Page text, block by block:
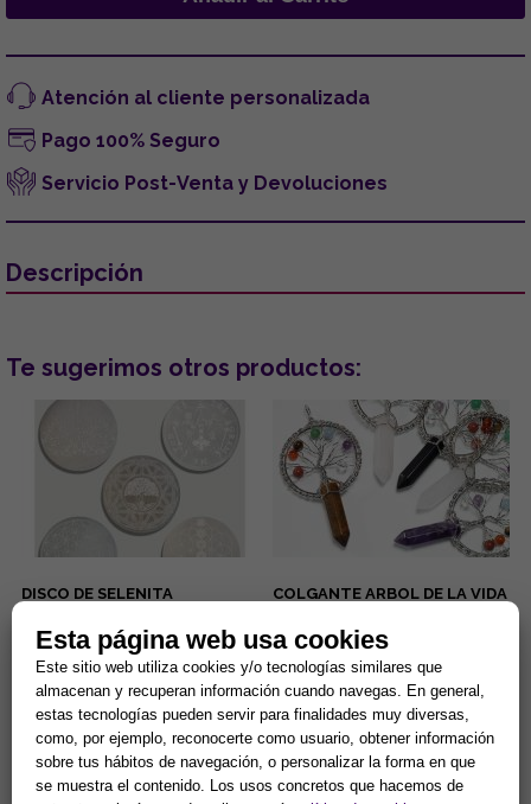
Atención al cliente personalizada
Pago 100% Seguro
Servicio Post-Venta y Devoluciones
Descripción
Te sugerimos otros productos:
DISCO DE SELENITA
SURTIDOS (15 cm.)
Gran capacidad para la
limpieza de minerales y
energias negativas.
Propiedades purificantes y
protectoras....
7,90 €
Comprar
COLGANTE ARBOL DE LA VIDA
(MINERALES SURTIDOS)
Lleva contigo un poderoso
amuleto de armonía y
protección que combina la
fuerza de la naturaleza con el
poder ...
5,90 €
Comprar
Esta página web usa cookies
Este sitio web utiliza cookies y/o tecnologías similares que
almacenan y recuperan información cuando navegas. En general,
estas tecnologías pueden servir para finalidades muy diversas,
como, por ejemplo, reconocerte como usuario, obtener información
sobre tus hábitos de navegación, o personalizar la forma en que
se muestra el contenido. Los usos concretos que hacemos de